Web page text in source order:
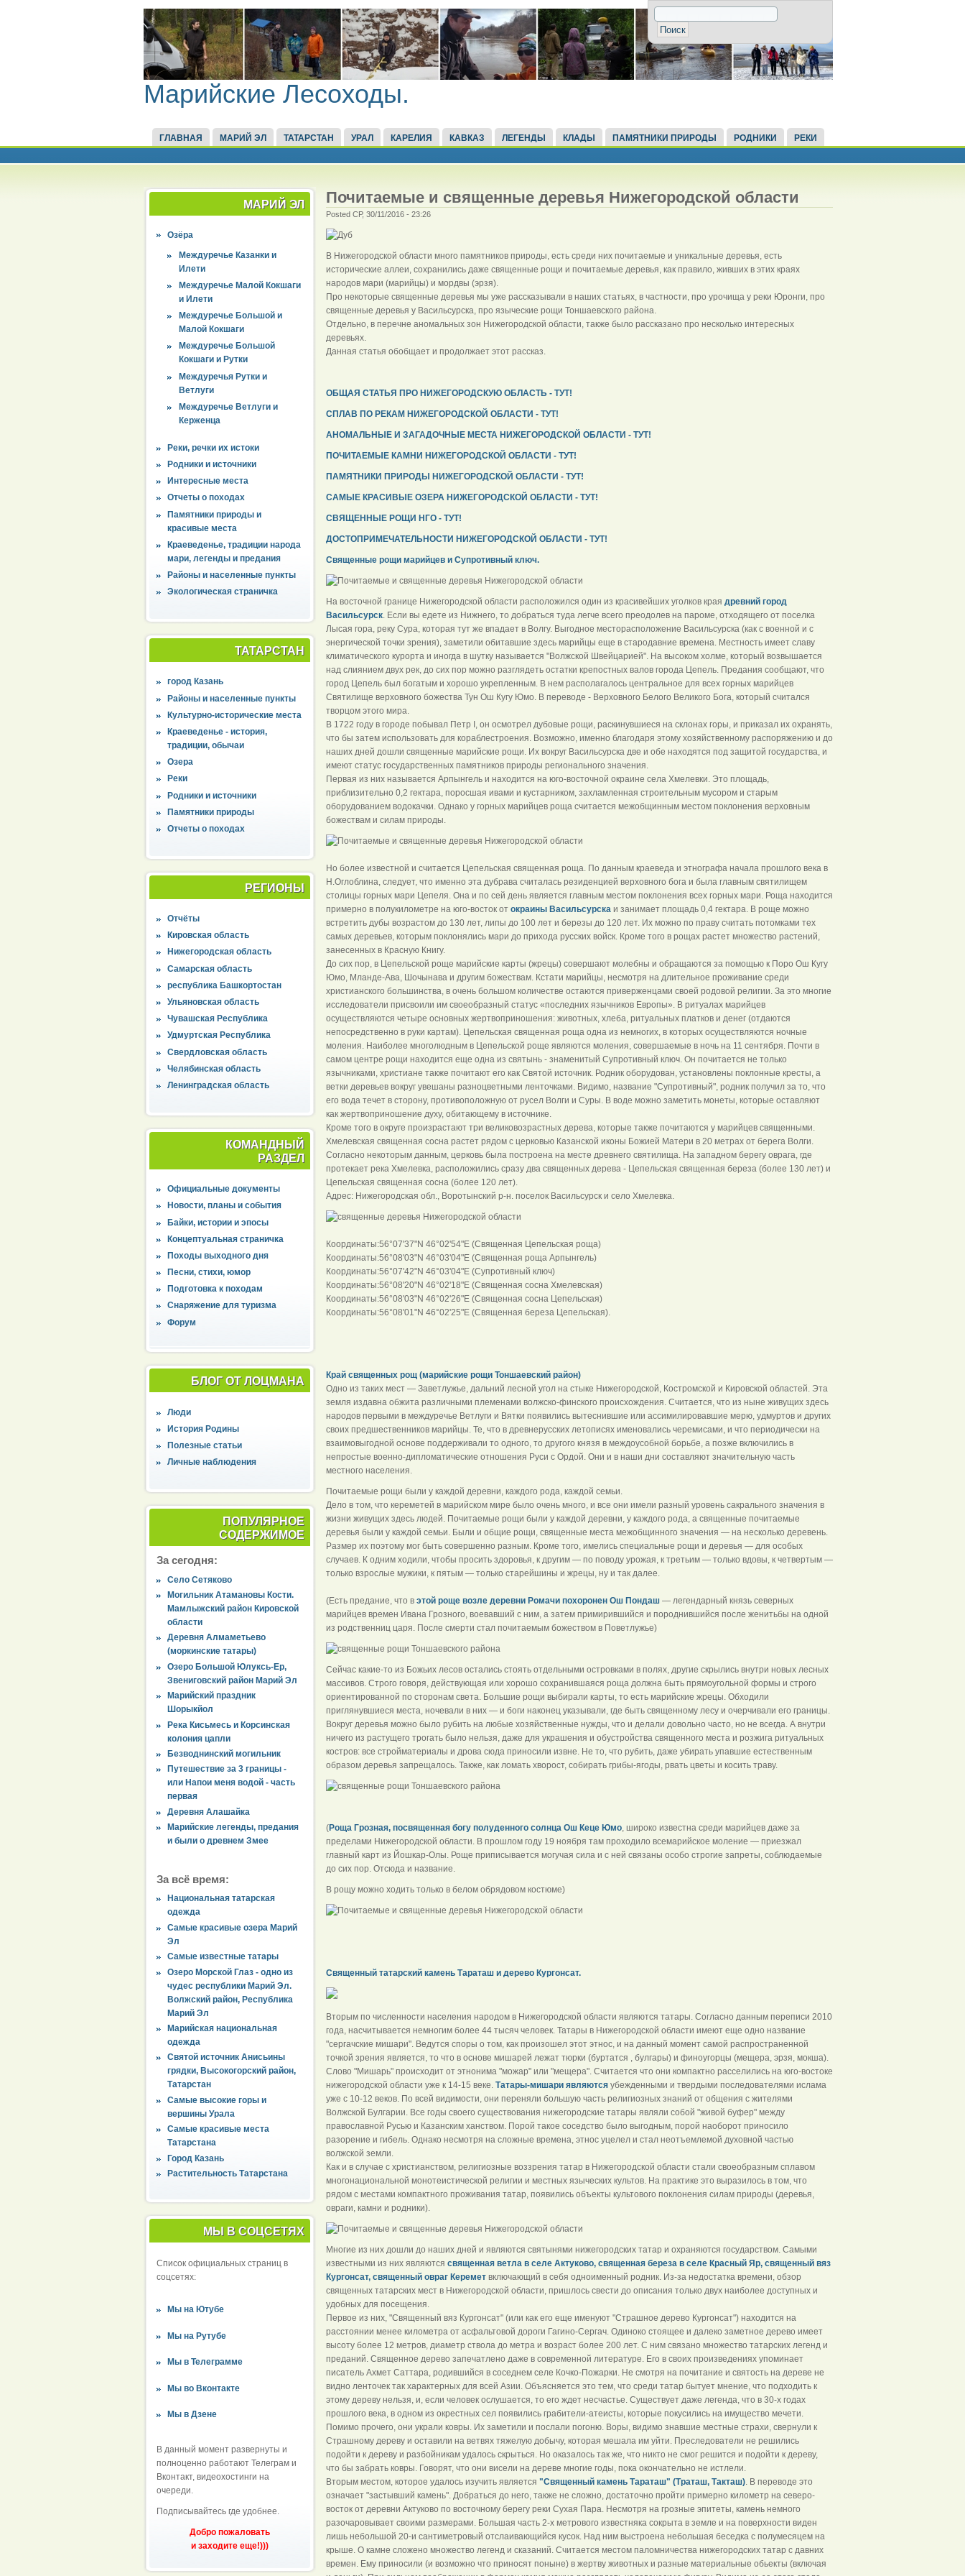
Марийские Лесоходы.
ГЛАВНАЯ МАРИЙ ЭЛ ТАТАРСТАН УРАЛ КАРЕЛИЯ КАВКАЗ ЛЕГЕНДЫ КЛАДЫ ПАМЯТНИКИ ПРИРОДЫ РОДНИКИ РЕКИ
МАРИЙ ЭЛ
Озёра
Междуречье Казанки и
Илети
Междуречье Малой Кокшаги
и Илети
Междуречье Большой и
Малой Кокшаги
Междуречье Большой
Кокшаги и Рутки
Междуречья Рутки и
Ветлуги
Междуречье Ветлуги и
Керженца
Реки, речки их истоки
Родники и источники
Интересные места
Отчеты о походах
Памятники природы и
красивые места
Краеведенье, традиции народа
мари, легенды и предания
Районы и населенные пункты
Экологическая страничка
ТАТАРСТАН
город Казань
Районы и населенные пункты
Культурно-исторические места
Краеведенье - история,
традиции, обычаи
Озера
Реки
Родники и источники
Памятники природы
Отчеты о походах
РЕГИОНЫ
Отчёты
Кировская область
Нижегородская область
Самарская область
республика Башкортостан
Ульяновская область
Чувашская Республика
Удмуртская Республика
Свердловская область
Челябинская область
Ленинградская область
КОМАНДНЫЙ
РАЗДЕЛ
Официальные документы
Новости, планы и события
Байки, истории и эпосы
Концептуальная страничка
Походы выходного дня
Песни, стихи, юмор
Подготовка к походам
Снаряжение для туризма
Форум
БЛОГ ОТ ЛОЦМАНА
Люди
История Родины
Полезные статьи
Личные наблюдения
ПОПУЛЯРНОЕ
СОДЕРЖИМОЕ
За сегодня:
Село Сетяково
Могильник Атамановы Кости.
Мамлыжский район Кировской
области
Деревня Алмаметьево
(моркинские татары)
Озеро Большой Юлуксь-Ер,
Звениговский район Марий Эл
Марийский праздник
Шорыкйол
Река Кисьмесь и Корсинская
колония цапли
Безводнинский могильник
Путешествие за 3 границы -
или Напои меня водой - часть
первая
Деревня Алашайка
Марийские легенды, предания
и были о древнем Змее
За всё время:
Национальная татарская
одежда
Самые красивые озера Марий
Эл
Самые известные татары
Озеро Морской Глаз - одно из
чудес республики Марий Эл.
Волжский район, Республика
Марий Эл
Марийская национальная
одежда
Святой источник Анисьины
грядки, Высокогорский район,
Татарстан
Самые высокие горы и
вершины Урала
Самые красивые места
Татарстана
Город Казань
Растительность Татарстана
МЫ В СОЦСЕТЯХ
Список официальных страниц в
соцсетях:
Мы на Ютубе
Мы на Рутубе
Мы в Телеграмме
Мы во Вконтакте
Мы в Дзене
В данный момент развернуты и
полноценно работают Телеграм и
Вконтакт, видеохостинги на
очереди.
Подписывайтесь где удобнее.
Добро пожаловать
и заходите еще!)))
Почитаемые и священные деревья Нижегородской области
Posted СР, 30/11/2016 - 23:26
В Нижегородской области много памятников природы, есть среди них почитаемые и уникальные деревья, есть
исторические аллеи, сохранились даже священные рощи и почитаемые деревья, как правило, живших в этих краях
народов мари (марийцы) и мордвы (эрзя).
Про некоторые священные деревья мы уже рассказывали в наших статьях, в частности, про урочища у реки Юронги, про
священные деревья у Васильсурска, про языческие рощи Тоншаевского района.
Отдельно, в перечне аномальных зон Нижегородской области, также было рассказано про несколько интересных
деревьях.
Данная статья обобщает и продолжает этот рассказ.
ОБЩАЯ СТАТЬЯ ПРО НИЖЕГОРОДСКУЮ ОБЛАСТЬ - ТУТ!
СПЛАВ ПО РЕКАМ НИЖЕГОРОДСКОЙ ОБЛАСТИ - ТУТ!
АНОМАЛЬНЫЕ И ЗАГАДОЧНЫЕ МЕСТА НИЖЕГОРОДСКОЙ ОБЛАСТИ - ТУТ!
ПОЧИТАЕМЫЕ КАМНИ НИЖЕГОРОДСКОЙ ОБЛАСТИ - ТУТ!
ПАМЯТНИКИ ПРИРОДЫ НИЖЕГОРОДСКОЙ ОБЛАСТИ - ТУТ!
САМЫЕ КРАСИВЫЕ ОЗЕРА НИЖЕГОРОДСКОЙ ОБЛАСТИ - ТУТ!
СВЯЩЕННЫЕ РОЩИ НГО - ТУТ!
ДОСТОПРИМЕЧАТЕЛЬНОСТИ НИЖЕГОРОДСКОЙ ОБЛАСТИ - ТУТ!
Священные рощи марийцев и Супротивный ключ.
На восточной границе Нижегородской области расположился один из красивейших уголков края древний город
Васильсурск. Если вы едете из Нижнего, то добраться туда легче всего преодолев на пароме, отходящего от поселка
Лысая гора, реку Сура, которая тут же впадает в Волгу. Выгодное месторасположение Васильсурска (как с военной и с
энергической точки зрения), заметили обитавшие здесь марийцы еще в стародавние времена. Местность имеет славу
климатического курорта и иногда в шутку называется "Волжской Швейцарией". На высоком холме, который возвышается
над слиянием двух рек, до сих пор можно разглядеть остатки крепостных валов города Цепель. Предания сообщают, что
город Цепель был богатым и хорошо укрепленным. В нем располагалось центральное для всех горных марийцев
Святилище верховного божества Тун Ош Кугу Юмо. В переводе - Верховного Белого Великого Бога, который считался
творцом этого мира.
В 1722 году в городе побывал Петр I, он осмотрел дубовые рощи, раскинувшиеся на склонах горы, и приказал их охранять,
что бы затем использовать для кораблестроения. Возможно, именно благодаря этому хозяйственному распоряжению и до
наших дней дошли священные марийские рощи. Их вокруг Васильсурска две и обе находятся под защитой государства, и
имеют статус государственных памятников природы регионального значения.
Первая из них называется Арпынгель и находится на юго-восточной окраине села Хмелевки. Это площадь,
приблизительно 0,2 гектара, поросшая ивами и кустарником, захламленная строительным мусором и старым
оборудованием водокачки. Однако у горных марийцев роща считается межобщинным местом поклонения верховным
божествам и силам природы.
Но более известной и считается Цепельская священная роща. По данным краеведа и этнографа начала прошлого века в
Н.Оглоблина, следует, что именно эта дубрава считалась резиденцией верховного бога и была главным святилищем
столицы горных мари Цепеля. Она и по сей день является главным местом поклонения всех горных мари. Роща находится
примерно в полукилометре на юго-восток от окраины Васильсурскаи занимает площадь 0,4 гектара. В роще можно
встретить дубы возрастом до 130 лет, липы до 100 лет и березы до 120 лет. Их можно по праву считать потомками тех
самых деревьев, которым поклонялись мари до прихода русских войск. Кроме того в рощах растет множество растений,
занесенных в Красную Книгу.
До сих пор, в Цепельской роще марийские карты (жрецы) совершают молебны и обращаются за помощью к Поро Ош Кугу
Юмо, Мланде-Ава, Шочынава и другим божествам. Кстати марийцы, несмотря на длительное проживание среди
христианского большинства, в очень большом количестве остаются приверженцами своей родовой религии. За это многие
исследователи присвоили им своеобразный статус «последних язычников Европы». В ритуалах марийцев
осуществляются четыре основных жертвоприношения: животных, хлеба, ритуальных платков и денег (отдаются
непосредственно в руки картам). Цепельская священная роща одна из немногих, в которых осуществляются ночные
моления. Наиболее многолюдным в Цепельской роще являются моления, совершаемые в ночь на 11 сентября. Почти в
самом центре рощи находится еще одна из святынь - знаменитый Супротивный ключ. Он почитается не только
язычниками, христиане также почитают его как Святой источник. Родник оборудован, установлены поклонные кресты, а
ветки деревьев вокруг увешаны разноцветными ленточками. Видимо, название "Супротивный", родник получил за то, что
его вода течет в сторону, противоположную от русел Волги и Суры. В воде можно заметить монеты, которые оставляют
как жертвоприношение духу, обитающему в источнике.
Кроме того в округе произрастают три великовозрастных дерева, которые также почитаются у марийцев священными.
Хмелевская священная сосна растет рядом с церковью Казанской иконы Божией Матери в 20 метрах от берега Волги.
Согласно некоторым данным, церковь была построена на месте древнего святилища. На западном берегу оврага, где
протекает река Хмелевка, расположились сразу два священных дерева - Цепельская священная береза (более 130 лет) и
Цепельская священная сосна (более 120 лет).
Адрес: Нижегородская обл., Воротынский р-н. поселок Васильсурск и село Хмелевка.
Координаты:56°07'37"N 46°02'54"E (Священная Цепельская роща)
Координаты:56°08'03"N 46°03'04"E (Священная роща Арпынгель)
Координаты:56°07'42"N 46°03'04"E (Супротивный ключ)
Координаты:56°08'20"N 46°02'18"E (Священная сосна Хмелевская)
Координаты:56°08'03"N 46°02'26"E (Священная сосна Цепельская)
Координаты:56°08'01"N 46°02'25"E (Священная береза Цепельская).
Край священных рощ (марийские рощи Тоншаевский район)
Одно из таких мест — Заветлужье, дальний лесной угол на стыке Нижегородской, Костромской и Кировской областей. Эта
земля издавна обжита различными племенами волжско-финского происхождения. Считается, что из ныне живущих здесь
народов первыми в междуречье Ветлуги и Вятки появились вытеснившие или ассимилировавшие мерю, удмуртов и других
своих предшественников марийцы. Те, что в древнерусских летописях именовались черемисами, и что периодически на
взаимовыгодной основе поддерживали то одного, то другого князя в междоусобной борьбе, а позже включились в
непростые военно-дипломатические отношения Руси с Ордой. Они и в наши дни составляют значительную часть
местного населения.
Почитаемые рощи были у каждой деревни, каждого рода, каждой семьи.
Дело в том, что кереметей в марийском мире было очень много, и все они имели разный уровень сакрального значения в
жизни живущих здесь людей. Почитаемые рощи были у каждой деревни, у каждого рода, а священные почитаемые
деревья были у каждой семьи. Были и общие рощи, священные места межобщинного значения — на несколько деревень.
Размер их поэтому мог быть совершенно разным. Кроме того, имелись специальные рощи и деревья — для особых
случаев. К одним ходили, чтобы просить здоровья, к другим — по поводу урожая, к третьим — только вдовы, к четвертым —
только взрослые мужики, к пятым — только старейшины и жрецы, ну и так далее.
(Есть предание, что в этой роще возле деревни Ромачи похоронен Ош Пондаш — легендарный князь северных
марийцев времен Ивана Грозного, воевавший с ним, а затем примирившийся и породнившийся после женитьбы на одной
из родственниц царя. После смерти стал почитаемым божеством в Поветлужье)
Сейчас какие-то из Божьих лесов остались стоять отдельными островками в полях, другие скрылись внутри новых лесных
массивов. Строго говоря, действующая или хорошо сохранившаяся роща должна быть прямоугольной формы и строго
ориентированной по сторонам света. Большие рощи выбирали карты, то есть марийские жрецы. Обходили
приглянувшиеся места, ночевали в них — и боги наконец указывали, где быть священному лесу и очерчивали его границы.
Вокруг деревья можно было рубить на любые хозяйственные нужды, что и делали довольно часто, но не всегда. А внутри
ничего из растущего трогать было нельзя, даже для украшения и обустройства священного места и розжига ритуальных
костров: все стройматериалы и дрова сюда приносили извне. Не то, что рубить, даже убирать упавшие естественным
образом деревья запрещалось. Также, как ломать хворост, собирать грибы-ягоды, рвать цветы и косить траву.
(Роща Грозная, посвященная богу полуденного солнца Ош Кеце Юмо, широко известна среди марийцев даже за
пределами Нижегородской области. В прошлом году 19 ноября там проходило всемарийское моление — приезжал
главный карт из Йошкар-Олы. Роще приписывается могучая сила и с ней связаны особо строгие запреты, соблюдаемые
до сих пор. Отсюда и название.
В рощу можно ходить только в белом обрядовом костюме)
Священный татарский камень Тараташ и дерево Кургонсат.
Вторым по численности населения народом в Нижегородской области являются татары. Согласно данным переписи 2010
года, насчитывается немногим более 44 тысяч человек. Татары в Нижегородской области имеют еще одно название
"сергачские мишари". Ведутся споры о том, как произошел этот этнос, и на данный момент самой распространенной
точкой зрения является, то что в основе мишарей лежат тюрки (буртатся , булгары) и финоугорцы (мещера, эрзя, мокша).
Слово "Мишарь" происходит от этнонима "можар" или "мещера". Считается что они компактно расселились на юго-востоке
нижегородской области уже к 14-15 веке. Татары-мишари являются убежденными и твердыми последователями ислама
уже с 10-12 веков. По всей видимости, они переняли большую часть религиозных знаний от общения с жителями
Волжской Булгарии. Все годы своего существования нижегородские татары являли собой "живой буфер" между
православной Русью и Казанским ханством. Порой такое соседство было выгодным, порой наоборот приносило
разорение и гибель. Однако несмотря на сложные времена, этнос уцелел и стал неотъемлемой духовной частью
волжской земли.
Как и в случае с христианством, религиозные воззрения татар в Нижегородской области стали своеобразным сплавом
многонациональной монотеистической религии и местных языческих культов. На практике это выразилось в том, что
рядом с местами компактного проживания татар, появились объекты культового поклонения силам природы (деревья,
овраги, камни и родники).
Многие из них дошли до наших дней и являются святынями нижегородских татар и охраняются государством. Самыми
известными из них являются священная ветла в селе Актуково, священная береза в селе Красный Яр, священный вяз
Кургонсат, священный овраг Кереметвключающий в себя одноименный родник. Из-за недостатка времени, обзор
священных татарских мест в Нижегородской области, пришлось свести до описания только двух наиболее доступных и
удобных для посещения.
Первое из них, "Священный вяз Кургонсат" (или как его еще именуют "Страшное дерево Кургонсат") находится на
расстоянии менее километра от асфальтовой дороги Гагино-Сергач. Одиноко стоящее и далеко заметное дерево имеет
высоту более 12 метров, диаметр ствола до метра и возраст более 200 лет. С ним связано множество татарских легенд и
преданий. Священное дерево запечатлено даже в современной литературе. Его в своих произведениях упоминает
писатель Ахмет Саттара, родившийся в соседнем селе Кочко-Пожарки. Не смотря на почитание и святость на дереве не
видно ленточек так характерных для всей Азии. Объясняется это тем, что среди татар бытует мнение, что подходить к
этому дереву нельзя, и, если человек ослушается, то его ждет несчастье. Существует даже легенда, что в 30-х годах
прошлого века, в одном из окрестных сел появились грабители-атеисты, которые покусились на имущество мечети.
Помимо прочего, они украли ковры. Их заметили и послали погоню. Воры, видимо знавшие местные страхи, свернули к
Страшному дереву и оставили на ветвях тяжелую добычу, которая мешала им уйти. Преследователи не решились
подойти к дереву и разбойникам удалось скрыться. Но оказалось так же, что никто не смог решится и подойти к дереву,
что бы забрать ковры. Говорят, что они висели на дереве многие годы, пока окончательно не истлели.
Вторым местом, которое удалось изучить является "Священный камень Тараташ" (Траташ, Такташ). В переводе это
означает "застывший камень". Добраться до него, также не сложно, достаточно пройти примерно километр на северо-
восток от деревни Актуково по восточному берегу реки Сухая Пара. Несмотря на грозные эпитеты, камень немного
разочаровывает своими размерами. Большая часть 2-х метрового известняка сокрыта в земле и на поверхности виден
лишь небольшой 20-и сантиметровый отслаивающийся кусок. Над ним выстроена небольшая беседка с полумесяцем на
крыше. О камне сложено множество легенд и сказаний. Считается местом паломничества нижегородских татар с давних
времен. Ему приносили (и возможно что приносят поныне) в жертву животных и разные материальные обьекты (включая